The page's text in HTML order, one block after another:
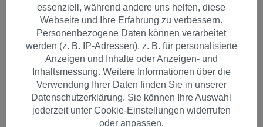
Sexy Damen Bob Perücke
glatte kurze Haare mit Pony
Blond Hell-Aschblond 703-22
essenziell, während andere uns helfen, diese
Webseite und Ihre Erfahrung zu verbessern.
Personenbezogene Daten können verarbeitet
werden (z. B. IP-Adressen), z. B. für personalisierte
Anzeigen und Inhalte oder Anzeigen- und
Inhaltsmessung. Weitere Informationen über die
Verwendung Ihrer Daten finden Sie in unserer
Datenschutzerklärung. Sie können Ihre Auswahl
jederzeit unter Cookie-Einstellungen widerrufen
oder anpassen.